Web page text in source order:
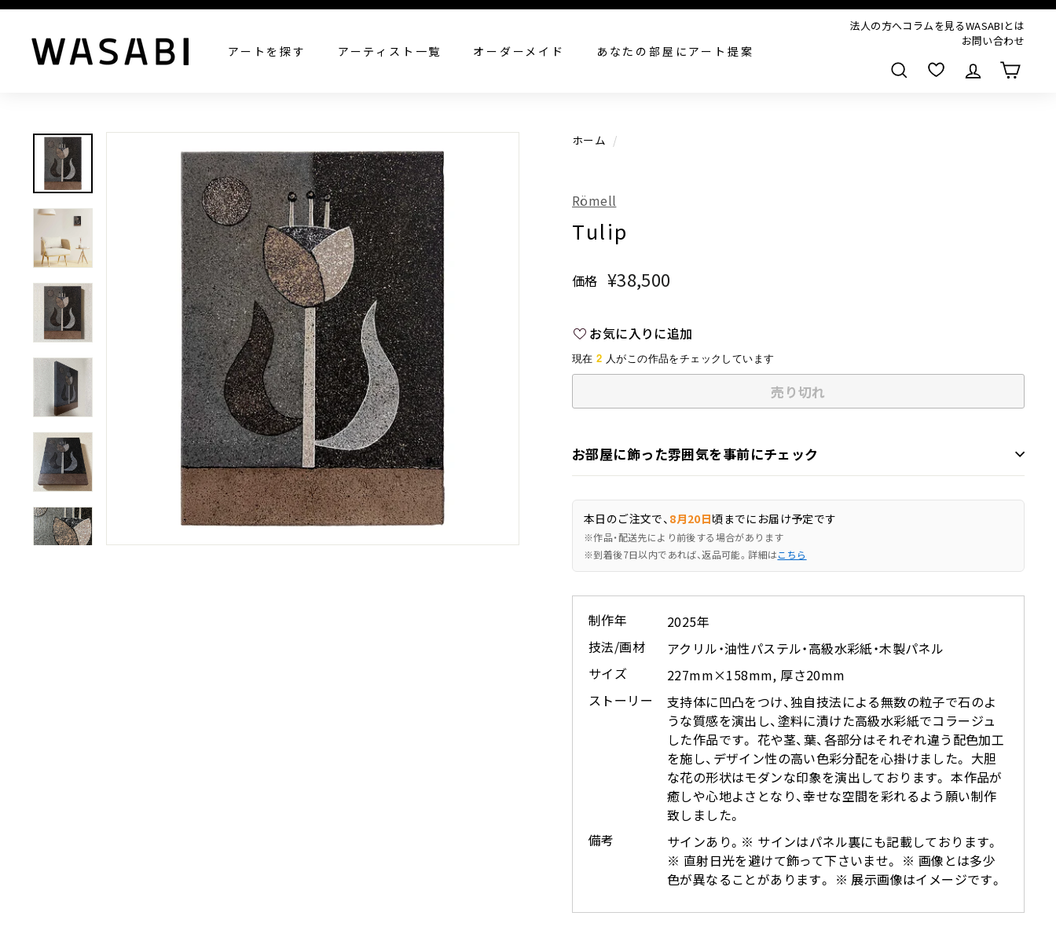
すべての作品を見る
W
A
B
アートを探す アーティスト一覧 オーダーメイド あなたの部屋にアート提案
法人の方へコラムを見るWASABIとは
お問い合わせ
検索
ホーム /
Römell
Tulip
価格
通
価
格
¥38,500
お気に入りに追加
現在 2 人がこの作品をチェックしています
売り切れ
お部屋に飾った雰囲気を事前にチェック
本日のご注文で、 8月20日頃までにお届け予定です
※作品・配送先により前後する場合があります
※到着後7日以内であれば、返品可能。詳細はこちら
制作年
2025年
技法/画材
アクリル・油性パステル・高級水彩紙・木製パネル
サイズ
227mm×158mm, 厚さ20mm
ストーリー
支持体に凹凸をつけ、独自技法による無数の粒子で石のよ
うな質感を演出し、塗料に漬けた高級水彩紙でコラージュ
した作品です。 花や茎、葉、各部分はそれぞれ違う配色加工
を施し、デザイン性の高い色彩分配を心掛けました。 大胆
な花の形状はモダンな印象を演出しております。 本作品が
癒しや心地よさとなり、幸せな空間を彩れるよう願い制作
致しました。
備考
サインあり。※ サインはパネル裏にも記載しております。
※ 直射日光を避けて飾って下さいませ。 ※ 画像とは多少
色が異なることがあります。 ※ 展示画像はイメージです。